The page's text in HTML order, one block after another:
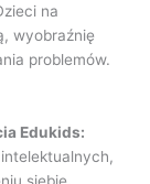
na
wyobraźnię
problemów.
Edukids: